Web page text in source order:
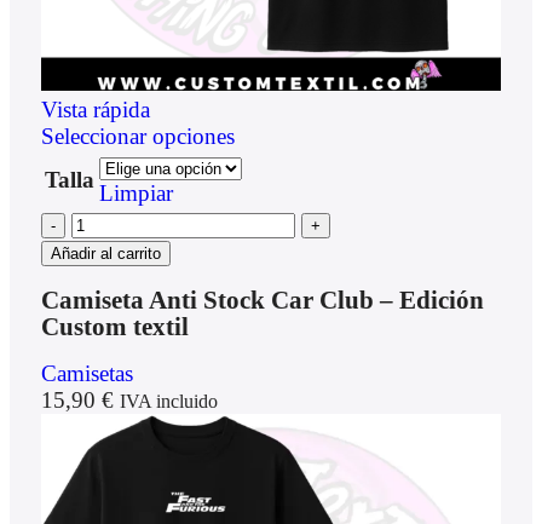
Vista rápida
Seleccionar opciones
Talla
Limpiar
Añadir al carrito
Camiseta Anti Stock Car Club – Edición
Custom textil
Camisetas
15,90 € IVA incluido